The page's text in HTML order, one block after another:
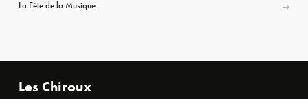
La Fête de la Musique
Les Chiroux